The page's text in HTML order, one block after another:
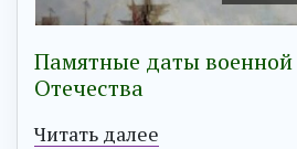
Памятные даты военной
Отечества
Читать далее